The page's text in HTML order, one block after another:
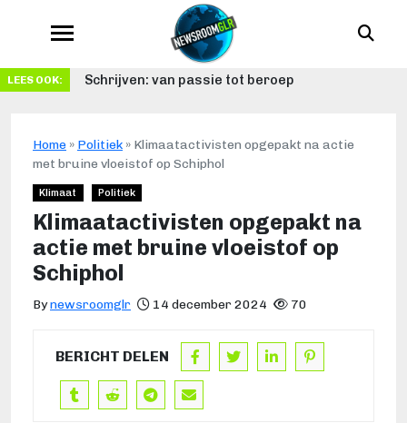
LEES OOK: Schrijven: van passie tot beroep
Home » Politiek » Klimaatactivisten opgepakt na actie
met bruine vloeistof op Schiphol
Klimaat Politiek
Klimaatactivisten opgepakt na
actie met bruine vloeistof op
Schiphol
Bynewsroomglr 14 december 2024 70
BERICHT DELEN